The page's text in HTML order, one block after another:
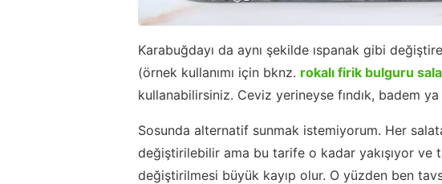
Karabuğdayı da aynı şekilde ıspanak gibi
(örnek kullanımı için bknz. rokalı firik bulguru
kullanabilirsiniz. Ceviz yerineyse fındık, badem
Sosunda alternatif sunmak istemiyorum. Her
değiştirilebilir ama bu tarife o kadar yakışıyor ve
değiştirilmesi büyük kayıp olur. O yüzden ben